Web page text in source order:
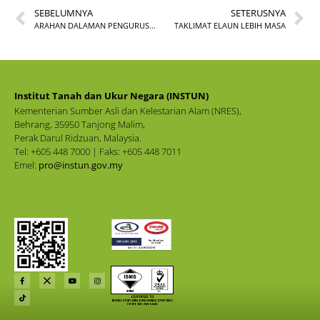
SEBELUMNYA
ARAHAN DALAMAN PENGURUSAN KEWANGAN BILANGAN 2 TAHUN 2021
SETERUSNYA
TAKLIMAT ELAUN LEBIH MASA
Institut Tanah dan Ukur Negara (INSTUN)
Kementerian Sumber Asli dan Kelestarian Alam (NRES),
Behrang, 35950 Tanjong Malim,
Perak Darul Ridzuan, Malaysia.
Tel: +605 448 7000 | Faks: +605 448 7011
Emel: pro@instun.gov.my